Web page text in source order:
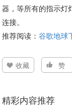
器，等所有的指示灯
连接。
推荐阅读：谷歌地球
收藏 赞
精彩内容推荐